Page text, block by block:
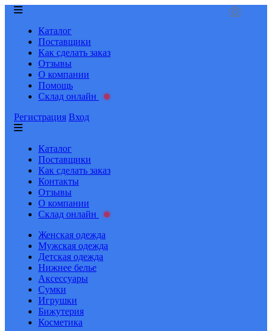
Каталог
Поставщики
Как сделать заказ
Отзывы
О компании
Помощь
Склад онлайн
Регистрация Вход
Каталог
Поставщики
Как сделать заказ
Контакты
Отзывы
О компании
Склад онлайн
Женская одежда
Мужская одежда
Детская одежда
Нижнее белье
Аксессуары
Сумки
Игрушки
Бижутерия
Косметика